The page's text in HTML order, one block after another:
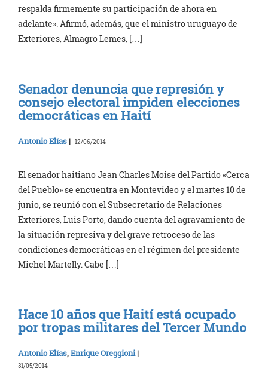
respalda firmemente su participación de ahora en
adelante». Afirmó, además, que el ministro uruguayo de
Exteriores, Almagro Lemes, […]
Senador denuncia que represión y
consejo electoral impiden elecciones
democráticas en Haití
Antonio Elías | 12/06/2014
El senador haitiano Jean Charles Moise del Partido «Cerca
del Pueblo» se encuentra en Montevideo y el martes 10 de
junio, se reunió con el Subsecretario de Relaciones
Exteriores, Luis Porto, dando cuenta del agravamiento de
la situación represiva y del grave retroceso de las
condiciones democráticas en el régimen del presidente
Michel Martelly. Cabe […]
Hace 10 años que Haití está ocupado
por tropas militares del Tercer Mundo
Antonio Elías,Enrique Oreggioni|
31/05/2014